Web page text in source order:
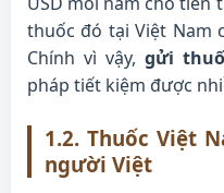
thuốc đó tại Việt Nam
Chính vì vậy, gửi
pháp tiết kiệm được
1.2. Thuốc Việt
người Việt